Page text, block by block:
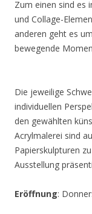
Zum einen sind es
und Collage-
anderen geht es
bewegende
Die jeweilige
individuellen
den gewählten
Acrylmalerei sind
Papierskulpturen
Ausstellung
Eröffnung: